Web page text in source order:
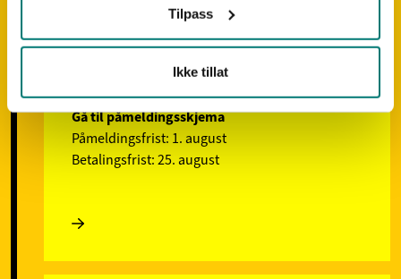
Tilpass
Ikke tillat
Gå til påmeldingsskjema
Påmeldingsfrist: 1. august
Betalingsfrist: 25. august